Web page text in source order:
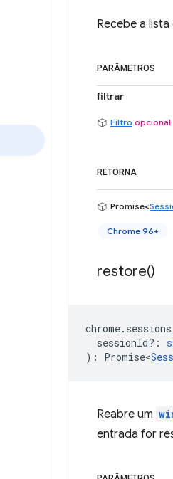
Recebe a
PARÂMETROS
filtrar
Filtro opcional
RETORNA
Promise<
Chrome 96+
restore()
chrome. sessions
sessionId? :
) : Promise<
Reabre um
entrada for